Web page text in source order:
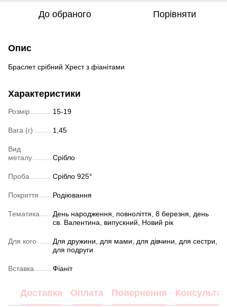
До обраного Порівняти
Опис
Браслет срібний Хрест з фіанітами
Характеристики
Розмір 15-19
Вага (г) 1,45
Вид
металу
Срібло
Проба Срібло 925°
Покриття Родіювання
Тематика
День народження, повноліття, 8 березня, день
св. Валентина, випускний, Новий рік
Для кого
Для дружини, для мами, для дівчини, для сестри,
для подруги
Вставка Фіаніт
Доставка Оплата Повернення